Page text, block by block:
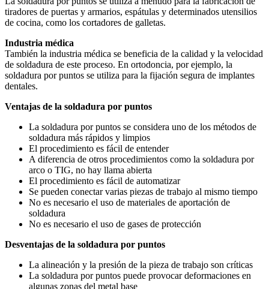
tiradores de puertas y armarios, espátulas y determinados utensilios
de cocina, como los cortadores de galletas.
Industria médica
También la industria médica se beneficia de la calidad y la velocidad
de soldadura de este proceso. En ortodoncia, por ejemplo, la
soldadura por puntos se utiliza para la fijación segura de implantes
dentales.
Ventajas de la soldadura por puntos
La soldadura por puntos se considera uno de los métodos de
soldadura más rápidos y limpios
El procedimiento es fácil de entender
A diferencia de otros procedimientos como la soldadura por
arco o TIG, no hay llama abierta
El procedimiento es fácil de automatizar
Se pueden conectar varias piezas de trabajo al mismo tiempo
No es necesario el uso de materiales de aportación de
soldadura
No es necesario el uso de gases de protección
Desventajas de la soldadura por puntos
La alineación y la presión de la pieza de trabajo son críticas
La soldadura por puntos puede provocar deformaciones en
algunas zonas del metal base